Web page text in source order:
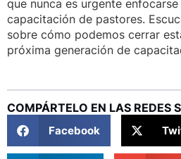
que nunca es urgente
capacitación de pastores.
sobre cómo podemos cerrar
próxima generación de
COMPÁRTELO EN LAS REDES
Facebook